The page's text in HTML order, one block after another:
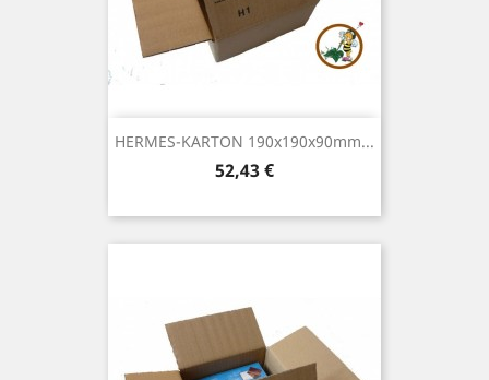
HERMES-KARTON 190x190x90mm...
Preis
52,43 €